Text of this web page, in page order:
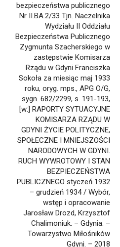
bezpieczeństwa publicznego
Nr II.BA.2/33 Tjn. Naczelnika
Wydziału II Oddziału
Bezpieczeństwa Publicznego
Zygmunta Szacherskiego w
zastępstwie Komisarza
Rządu w Gdyni Franciszka
Sokoła za miesiąc maj 1933
roku, oryg. mps., APG O/G,
sygn. 682/2299, s. 191-193,
[w:] RAPORTY SYTUACYJNE
KOMISARZA RZĄDU W
GDYNI ŻYCIE POLITYCZNE,
SPOŁECZNE I MNIEJSZOŚCI
NARODOWYCH W GDYNI.
RUCH WYWROTOWY I STAN
BEZPIECZEŃSTWA
PUBLICZNEGO styczeń 1932
– grudzień 1934 / Wybór,
wstęp i opracowanie
Jarosław Drozd, Krzysztof
Chalimoniuk. – Gdynia. –
Towarzystwo Miłośników
Gdyni. – 2018